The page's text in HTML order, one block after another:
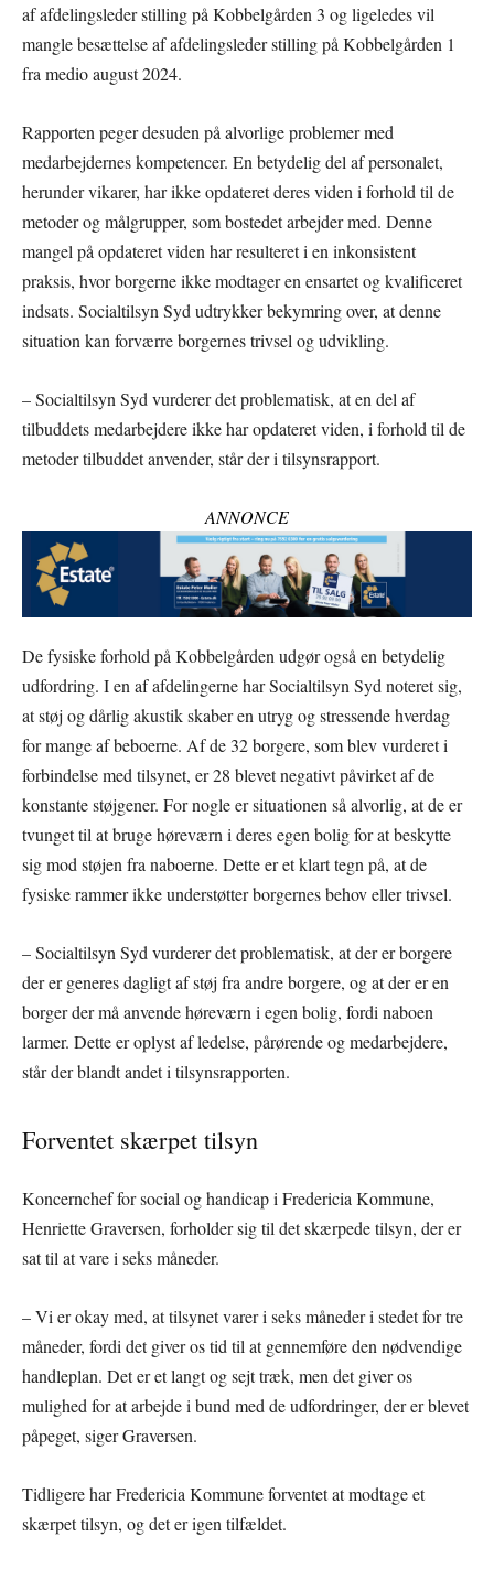
af afdelingsleder stilling på Kobbelgården 3 og ligeledes vil
mangle besættelse af afdelingsleder stilling på Kobbelgården 1
fra medio august 2024.
Rapporten peger desuden på alvorlige problemer med
medarbejdernes kompetencer. En betydelig del af personalet,
herunder vikarer, har ikke opdateret deres viden i forhold til de
metoder og målgrupper, som bostedet arbejder med. Denne
mangel på opdateret viden har resulteret i en inkonsistent
praksis, hvor borgerne ikke modtager en ensartet og kvalificeret
indsats. Socialtilsyn Syd udtrykker bekymring over, at denne
situation kan forværre borgernes trivsel og udvikling.
– Socialtilsyn Syd vurderer det problematisk, at en del af
tilbuddets medarbejdere ikke har opdateret viden, i forhold til de
metoder tilbuddet anvender, står der i tilsynsrapport.
ANNONCE
De fysiske forhold på Kobbelgården udgør også en betydelig
udfordring. I en af afdelingerne har Socialtilsyn Syd noteret sig,
at støj og dårlig akustik skaber en utryg og stressende hverdag
for mange af beboerne. Af de 32 borgere, som blev vurderet i
forbindelse med tilsynet, er 28 blevet negativt påvirket af de
konstante støjgener. For nogle er situationen så alvorlig, at de er
tvunget til at bruge høreværn i deres egen bolig for at beskytte
sig mod støjen fra naboerne. Dette er et klart tegn på, at de
fysiske rammer ikke understøtter borgernes behov eller trivsel.
– Socialtilsyn Syd vurderer det problematisk, at der er borgere
der er generes dagligt af støj fra andre borgere, og at der er en
borger der må anvende høreværn i egen bolig, fordi naboen
larmer. Dette er oplyst af ledelse, pårørende og medarbejdere,
står der blandt andet i tilsynsrapporten.
Forventet skærpet tilsyn
Koncernchef for social og handicap i Fredericia Kommune,
Henriette Graversen, forholder sig til det skærpede tilsyn, der er
sat til at vare i seks måneder.
– Vi er okay med, at tilsynet varer i seks måneder i stedet for tre
måneder, fordi det giver os tid til at gennemføre den nødvendige
handleplan. Det er et langt og sejt træk, men det giver os
mulighed for at arbejde i bund med de udfordringer, der er blevet
påpeget, siger Graversen.
Tidligere har Fredericia Kommune forventet at modtage et
skærpet tilsyn, og det er igen tilfældet.